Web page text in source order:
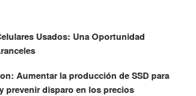
Usados: Una Oportunidad
Aumentar la producción de SSD para
prevenir disparo en los precios